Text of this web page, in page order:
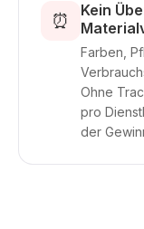
⏰
Kein
Farben,
Ohne
pro
der